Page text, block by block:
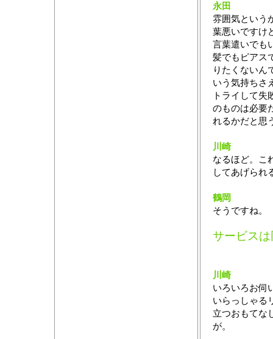
永田
雰囲気という
葉悪いですけ
言葉遣いでも
髪でもピアス
りたくないん
いう気持ちさ
トライして失
のものは必要
れるかだと思
川崎
なるほど。こ
してあげられ
鶴岡
そうですね。
サービス
川崎
いろいろお伺
いらっしゃる
立つおもてな
が。